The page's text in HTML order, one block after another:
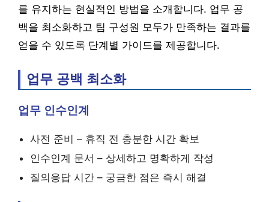
를 유지하는 현실적인 방법을 소개합니다. 업무 공
백을 최소화하고 팀 구성원 모두가 만족하는 결과를
얻을 수 있도록 단계별 가이드를 제공합니다.
업무 공백 최소화
업무 인수인계
사전 준비 – 휴직 전 충분한 시간 확보
인수인계 문서 – 상세하고 명확하게 작성
질의응답 시간 – 궁금한 점은 즉시 해결